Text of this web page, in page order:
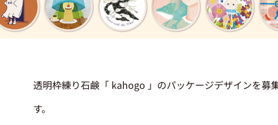
透明枠練り石鹸「 kahogo 」のパッケージデザインを募
す。